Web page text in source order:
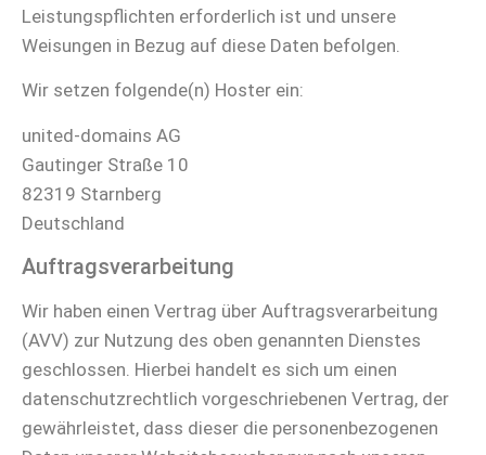
Leistungspflichten erforderlich ist und unsere
Weisungen in Bezug auf diese Daten befolgen.
Wir setzen folgende(n) Hoster ein:
united-domains AG
Gautinger Straße 10
82319 Starnberg
Deutschland
Auftragsverarbeitung
Wir haben einen Vertrag über Auftragsverarbeitung
(AVV) zur Nutzung des oben genannten Dienstes
geschlossen. Hierbei handelt es sich um einen
datenschutzrechtlich vorgeschriebenen Vertrag, der
gewährleistet, dass dieser die personenbezogenen